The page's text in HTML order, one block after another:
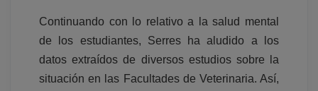
Continuando con lo relativo a la salud mental
de los estudiantes, Serres ha aludido a los
datos extraídos de diversos estudios sobre la
situación en las Facultades de Veterinaria. Así,